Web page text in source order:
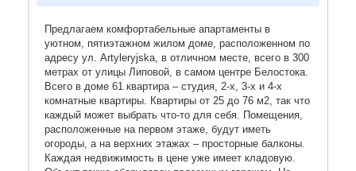
Предлагаем комфортабельные апартаменты в
уютном, пятиэтажном жилом доме, расположенном по
адресу ул. Artyleryjska, в отличном месте, всего в 300
метрах от улицы Липовой, в самом центре Белостока.
Всего в доме 61 квартира – студия, 2-х, 3-х и 4-х
комнатные квартиры. Квартиры от 25 до 76 м2, так что
каждый может выбрать что-то для себя. Помещения,
расположенные на первом этаже, будут иметь
огороды, а на верхних этажах – просторные балконы.
Каждая недвижимость в цене уже имеет кладовую.